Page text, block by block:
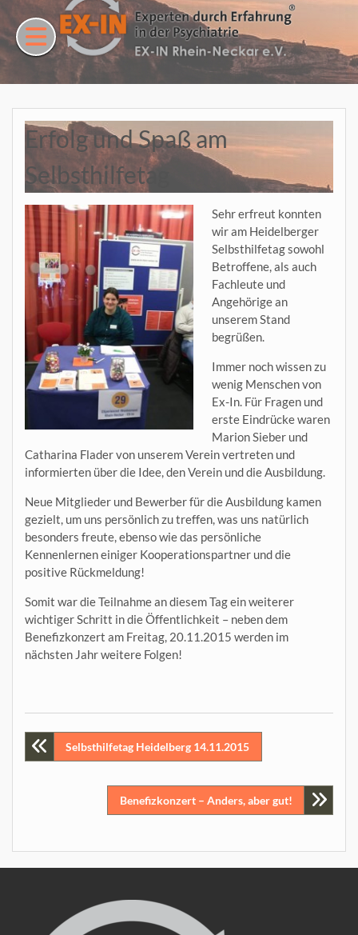
to
content
Erfolg und Spaß am
Selbsthilfetag
Sehr erfreut konnten
wir am Heidelberger
Selbsthilfetag sowohl
Betroffene, als auch
Fachleute und
Angehörige an
unserem Stand
begrüßen.
Immer noch wissen zu
wenig Menschen von
Ex-In. Für Fragen und
erste Eindrücke waren
Marion Sieber und
Catharina Flader von unserem Verein vertreten und
informierten über die Idee, den Verein und die Ausbildung.
Neue Mitglieder und Bewerber für die Ausbildung kamen
gezielt, um uns persönlich zu treffen, was uns natürlich
besonders freute, ebenso wie das persönliche
Kennenlernen einiger Kooperationspartner und die
positive Rückmeldung!
Somit war die Teilnahme an diesem Tag ein weiterer
wichtiger Schritt in die Öffentlichkeit – neben dem
Benefizkonzert am Freitag, 20.11.2015 werden im
nächsten Jahr weitere Folgen!
Beitragsnavigation
Selbsthilfetag Heidelberg 14.11.2015
Benefizkonzert – Anders, aber gut!